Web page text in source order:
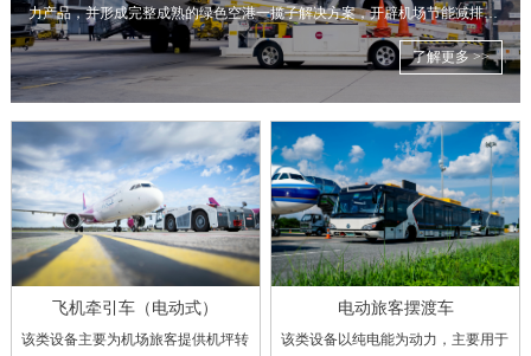
力产品，并形成完整成熟的绿色空港一揽子解决方案，开辟机场节能减排新
局面。
了解更多 >>
飞机牵引车（电动式）
该类设备主要为机场旅客提供机坪转
电动旅客摆渡车
该类设备以纯电能为动力，主要用于